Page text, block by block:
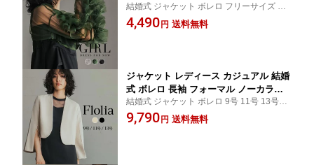
マル カラーレス 羽織り お呼ばれ 大き
いサイズ パーティー 二次会 オフィス
結婚式 ジャケット ボレロ フリーサイズ FR
EE ブラック グレー グリーン 黒 20代 30代
40代 50代 謝恩会 発表会 演奏会 同窓会 成
4,490 円 送料無料
ジャケット レディース カジュアル 結婚
式 ボレロ 長袖 フォーマル ノーカラー
ジャケット カラーレス 羽織り お呼ばれ
大きいサイズ パーティー 二次会 オフィ
結婚式 ジャケット ボレロ 9号 11号 13号 ブ
ラック アイボリー 白 黒 20代 30代 40代 50
代 謝恩会 発表会 演奏会 同窓会 成人式 セレ
9,790 円 送料無料